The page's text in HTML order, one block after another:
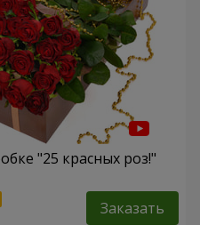
"25 красных роз!"
Заказать